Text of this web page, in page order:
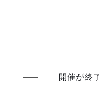
開催が終